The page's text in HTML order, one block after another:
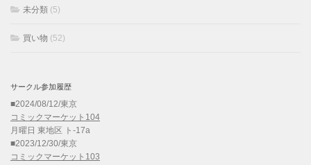
未分類 (5)
買い物 (52)
サークル参加履歴
■2024/08/12/東京
コミックマーケット104
月曜日 東地区 ト-17a
■2023/12/30/東京
コミックマーケット103